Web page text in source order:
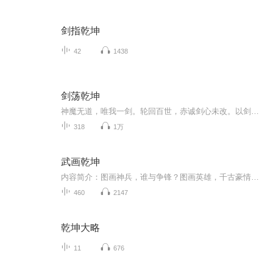
剑指乾坤
42 1438
剑荡乾坤
318 1万
武画乾坤
460 2147
乾坤大略
11 676